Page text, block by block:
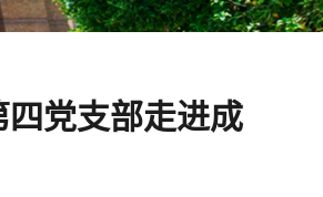
党支部走进成